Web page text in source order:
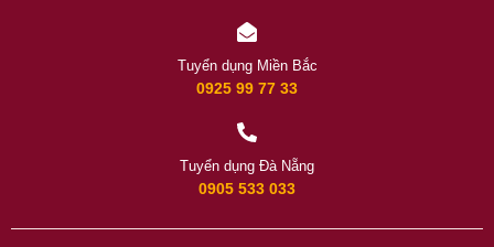
Tuyển dụng Miền Bắc
0925 99 77 33
Tuyển dụng Đà Nẵng
0905 533 033